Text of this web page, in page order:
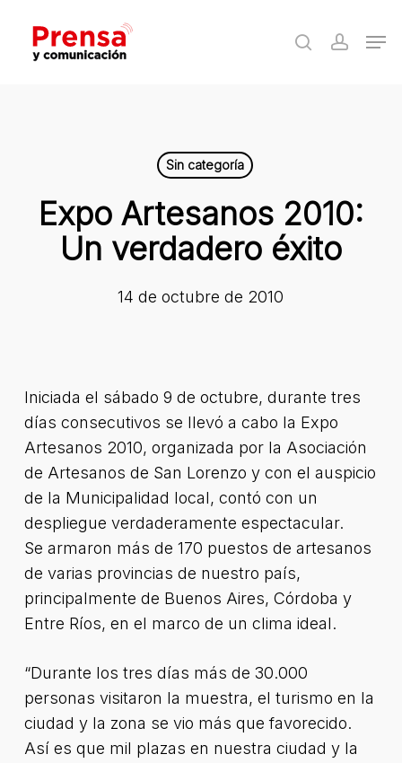
main
search
Sin categoría
Expo Artesanos 2010:
Un verdadero éxito
14 de octubre de 2010
Iniciada el sábado 9 de octubre, durante tres
días consecutivos se llevó a cabo la Expo
Artesanos 2010, organizada por la Asociación
de Artesanos de San Lorenzo y con el auspicio
de la Municipalidad local, contó con un
despliegue verdaderamente espectacular.
Se armaron más de 170 puestos de artesanos
de varias provincias de nuestro país,
principalmente de Buenos Aires, Córdoba y
Entre Ríos, en el marco de un clima ideal.
“Durante los tres días más de 30.000
personas visitaron la muestra, el turismo en la
ciudad y la zona se vio más que favorecido.
Así es que mil plazas en nuestra ciudad y la